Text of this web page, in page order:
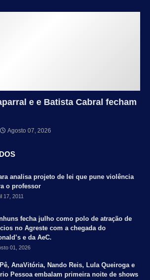
e e Batista Cabral fecham
Agosto 07, 2026
analisa projeto de lei que pune violência
o professor
17, 2011
fecha julho como polo de atração de
no Agreste com a chegada do
e da AeC.
01, 2026
AnaVitória, Nando Reis, Lula Queiroga e
Pessoa embalam primeira noite de shows